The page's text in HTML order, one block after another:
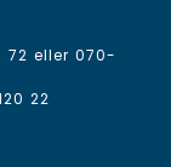
72 eller 070-
22